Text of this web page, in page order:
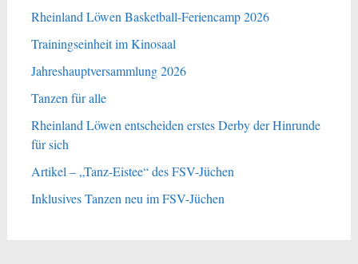
Rheinland Löwen Basketball-Feriencamp 2026
Trainingseinheit im Kinosaal
Jahreshauptversammlung 2026
Tanzen für alle
Rheinland Löwen entscheiden erstes Derby der Hinrunde
für sich
Artikel – „Tanz-Eistee“ des FSV-Jüchen
Inklusives Tanzen neu im FSV-Jüchen